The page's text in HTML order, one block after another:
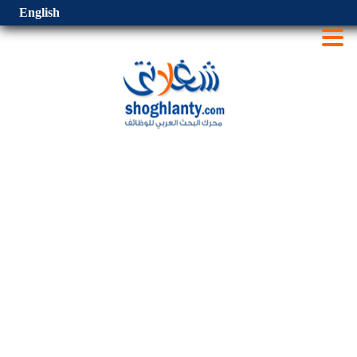
English